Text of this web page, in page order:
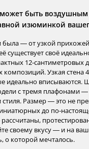
быть воздушным
изюминкой
была — от узкой
существует своё
12-сантиметровых
Узкая стена
идеально вписываются.
с тремя плафонами —
Размер — это не
до по-
своему вкусу — и на
о которой мечталось.